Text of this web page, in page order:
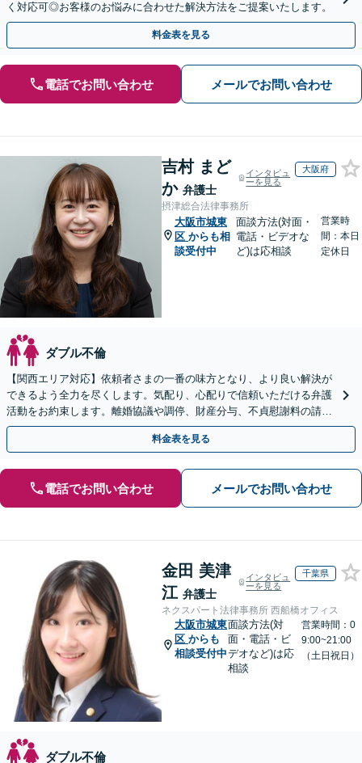
く対応可◎お客様のお悩みに合わせた解決方法をご提案いたします。
料金表を見る
電話でお問い合わせ メールでお問い合わせ
吉村 まど
か 弁護士
インタビュ
ーを見る
大阪府
摂津総合法律事務所
大阪市城東
区 からも相
談受付中
面談方法(対面・
電話・ビデオな
ど)は応相談
営業時
間：本日
定休日
ダブル不倫
【関西エリア対応】依頼者さまの一番の味方となり、より良い解決が
できるよう全力を尽くします。気配り、心配りで信頼いただける弁護
活動をお約束します。離婚協議や調停、財産分与、不貞慰謝料の請
求、面会交流、親権など離婚問題に幅広く対応【夜間相談可】
料金表を見る
電話でお問い合わせ メールでお問い合わせ
金田 美津
江 弁護士
インタビュ
ーを見る
千葉県
ネクスパート法律事務所 西船橋オフィス
大阪市城東
区 からも
相談受付中
面談方法(対
面・電話・ビ
デオなど)は応
相談
営業時間：0
9:00~21:00
（土日祝日）
ダブル不倫